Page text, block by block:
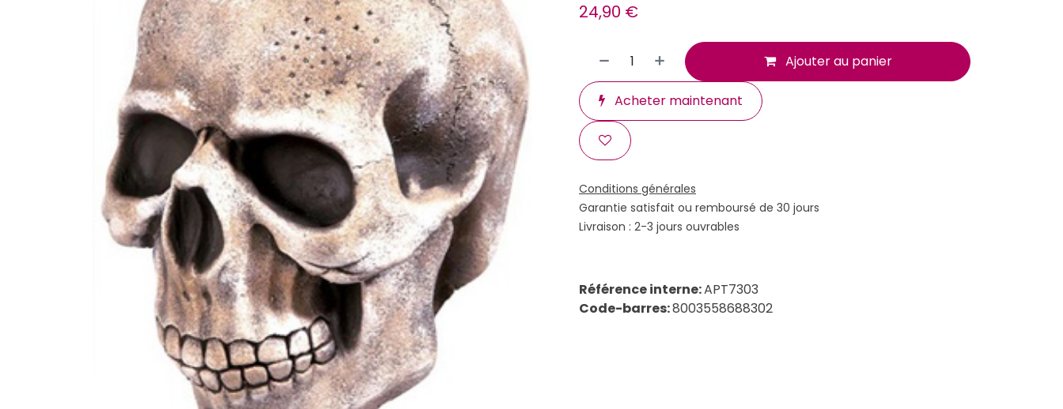
24,90 €
Ajouter au panier
Acheter maintenant
Conditions générales
Garantie satisfait ou remboursé de 30 jours
Livraison : 2-3 jours ouvrables
Référence interne:APT7303
Code-barres:8003558688302